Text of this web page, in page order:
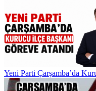
Yeni Parti Çarşamba’da